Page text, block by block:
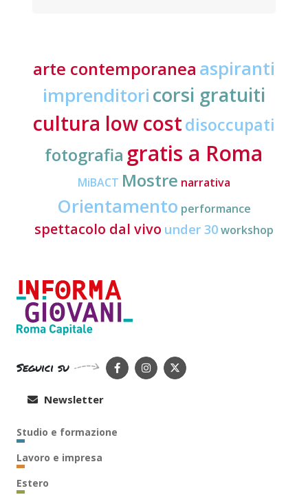
arte contemporanea aspiranti
imprenditori corsi gratuiti
cultura low costdisoccupati
fotografia gratis a Roma
MiBACT Mostre narrativa
Orientamento performance
spettacolo dal vivo under 30workshop
Seguici su
Newsletter
Studio e formazione
Lavoro e impresa
Estero